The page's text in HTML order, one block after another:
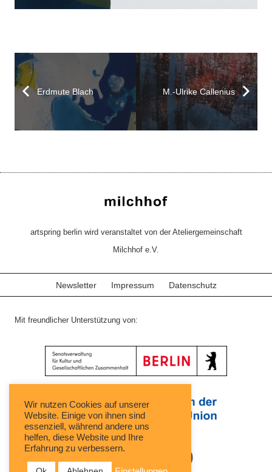
Erdmute Blach M.-Ulrike Callenius
artspring berlin wird veranstaltet von der Ateliergemeinschaft
Milchhof e.V.
Newsletter Impressum Datenschutz
Mit freundlicher Unterstützung von:
Wir nutzen Cookies auf unserer
Website. Einige von ihnen sind
essenziell, während andere uns
helfen, diese Website und Ihre
Erfahrung zu verbessern.